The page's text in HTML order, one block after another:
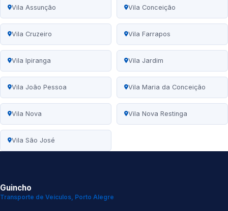
Vila Assunção Vila Conceição
Vila Cruzeiro Vila Farrapos
Vila Ipiranga Vila Jardim
Vila João Pessoa Vila Maria da Conceição
Vila Nova Vila Nova Restinga
Vila São José
Guincho
Transporte de Veículos, Porto Alegre